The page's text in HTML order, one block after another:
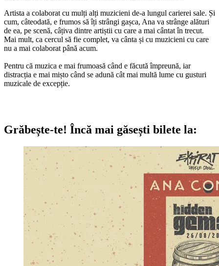
Artista a colaborat cu mulți alți muzicieni de-a lungul carierei sale. Și
cum, câteodată, e frumos să îți strângi gașca, Ana va strânge alături
de ea, pe scenă, câțiva dintre artiștii cu care a mai cântat în trecut.
Mai mult, ca cercul să fie complet, va cânta și cu muzicieni cu care
nu a mai colaborat până acum.
Pentru că muzica e mai frumoasă când e făcută împreună, iar
distracția e mai mișto când se adună cât mai multă lume cu gusturi
muzicale de excepție.
Grăbește-te! Încă mai găsești bilete la: